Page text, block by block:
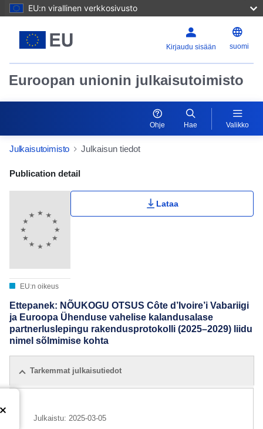
EU:n virallinen verkkosivusto
Kirjaudu sisään suomi
Euroopan unionin julkaisutoimisto
Ohje Hae Valikko
Julkaisutoimisto Julkaisun tiedot
Publication Detail Actions Portlet
Publication detail
EU:n oikeus
Lataa
Ettepanek: NÕUKOGU OTSUS Côte d’Ivoire’i Vabariigi
ja Euroopa Ühenduse vahelise kalandusalase
partnerluslepingu rakendusprotokolli (2025–2029) liidu
nimel sõlmimise kohta
Tarkemmat julkaisutiedot
Julkaistu: 2025-03-05